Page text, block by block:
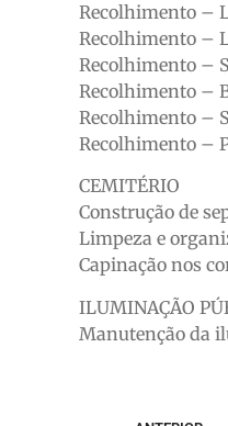
Recolhimento –
Recolhimento –
Recolhimento –
Recolhimento –
Recolhimento –
Recolhimento –
CEMITÉRIO
Construção de
Limpeza e
Capinação nos
ILUMINAÇÃO
Manutenção da